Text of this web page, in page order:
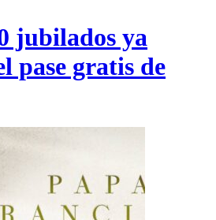
jubilados ya
pase gratis de